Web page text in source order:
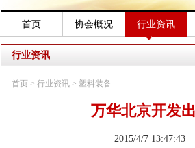
首页 协会概况 行业资讯
行业资讯
首页 > 行业资讯 > 塑料装备
万华北京开发
2015/4/7